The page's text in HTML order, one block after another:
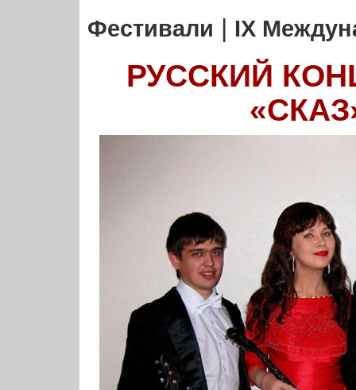
Фестивали | IX
РУССКИЙ